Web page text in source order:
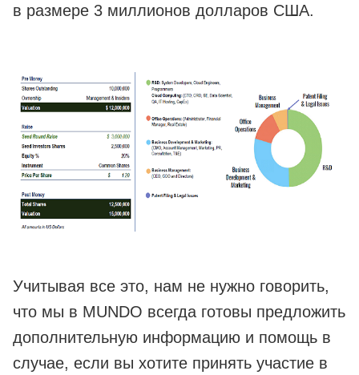
в размере 3 миллионов долларов США.
Учитывая все это, нам не нужно говорить,
что мы в MUNDO всегда готовы предложить
дополнительную информацию и помощь в
случае, если вы хотите принять участие в